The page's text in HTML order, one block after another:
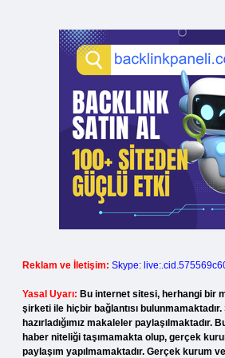
Reklam ve İletişim: Skype:
Yasal Uyarı: Bu internet sitesi, herhangi bir
şirketi ile hiçbir bağlantısı
hazırladığımız makaleler paylaşılmaktadır.
haber niteliği taşımamakta olup, gerçek
paylaşım yapılmamaktadır. Gerçek kurum